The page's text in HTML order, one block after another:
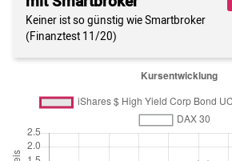
Keiner ist so günstig wie Smartbroker
(Finanztest 11/20)